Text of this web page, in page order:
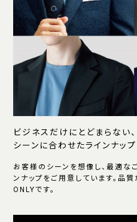
ビジネスだけにとどまらない、
シーンに合わせたラインナップ
お客様のシーンを想像し、最適な
ンナップをご用意しています。品
ONLYです。